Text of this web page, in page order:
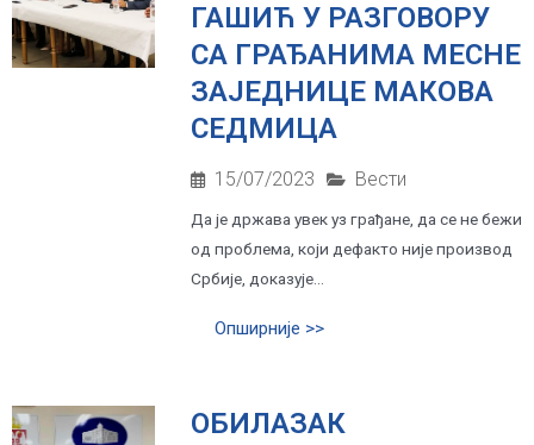
ГАШИЋ У РАЗГОВОРУ
СА ГРАЂАНИМА МЕСНЕ
ЗАЈЕДНИЦЕ МАКОВА
СЕДМИЦА
15/07/2023 Вести
Да је држава увек уз грађане, да се не бежи
од проблема, који дефакто није производ
Србије, доказује...
Опширније >>
OБИЛАЗАК